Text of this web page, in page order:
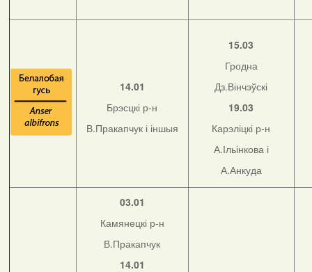
14.01
Брэсцкі р-н
В.Пракапчук і іншыя
15.03
Гродна
Дз.Вінчэўскі
19.03
Карэліцкі р-н
А.Ільінкова і
А.Анкуда
03.01
Камянецкі р-н
В.Пракапчук
14.01